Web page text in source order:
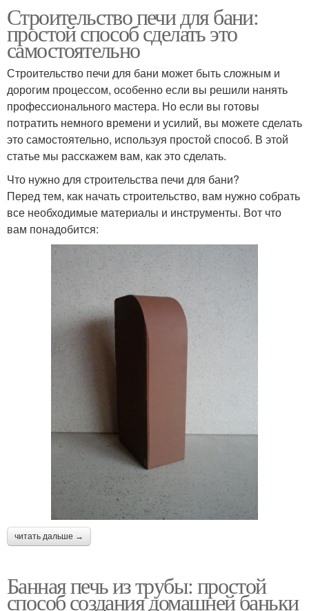
Строительство печи для бани:
простой способ сделать это
самостоятельно
Строительство печи для бани может быть сложным и
дорогим процессом, особенно если вы решили нанять
профессионального мастера. Но если вы готовы
потратить немного времени и усилий, вы можете сделать
это самостоятельно, используя простой способ. В этой
статье мы расскажем вам, как это сделать.
Что нужно для строительства печи для бани?
Перед тем, как начать строительство, вам нужно собрать
все необходимые материалы и инструменты. Вот что
вам понадобится:
читать дальше →
Банная печь из трубы: простой
способ создания домашней баньки